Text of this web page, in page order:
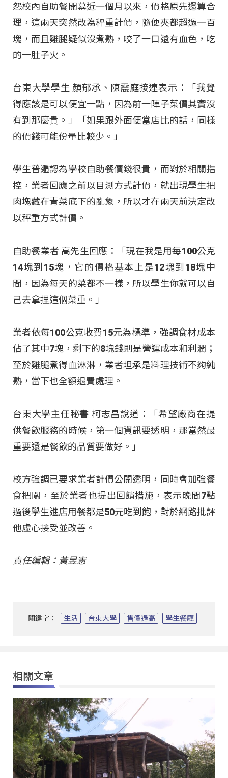
怨校內自助餐開幕近一個月以來，價格原先還算合
理，這兩天突然改為秤重計價，隨便夾都超過一百
塊，而且雞腿疑似沒煮熟，咬了一口還有血色，吃
的一肚子火。
台東大學學生 顏郁承、陳震庭接連表示：「我覺
得應該是可以便宜一點，因為前一陣子菜價其實沒
有到那麼貴。」「如果跟外面便當店比的話，同樣
的價錢可能份量比較少。」
學生普遍認為學校自助餐價錢很貴，而對於相關指
控，業者回應之前以目測方式計價，就出現學生把
肉塊藏在青菜底下的亂象，所以才在兩天前決定改
以秤重方式計價。
自助餐業者 高先生回應：「現在我是用每100公克
14塊到15塊，它的價格基本上是12塊到18塊中
間，因為每天的菜都不一樣，所以學生你就可以自
己去拿捏這個菜重。」
業者依每100公克收費15元為標準，強調食材成本
佔了其中7塊，剩下的8塊錢則是營運成本和利潤；
至於雞腿煮得血淋淋，業者坦承是料理技術不夠純
熟，當下也全額退費處理。
台東大學主任秘書 柯志昌說道：「希望廠商在提
供餐飲服務的時候，第一個資訊要透明，那當然最
重要還是餐飲的品質要做好。」
校方強調已要求業者計價公開透明，同時會加強餐
食把關，至於業者也提出回饋措施，表示晚間7點
過後學生進店用餐都是50元吃到飽，對於網路批評
他虛心接受並改善。
責任編輯：黃昱憲
關鍵字： 生活 台東大學 售價過高 學生餐廳
相關文章